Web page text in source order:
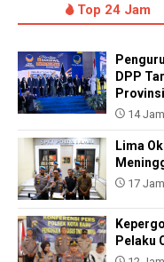
Top 24 Jam
DPP
Provinsi
14
Lima
17
Pelaku